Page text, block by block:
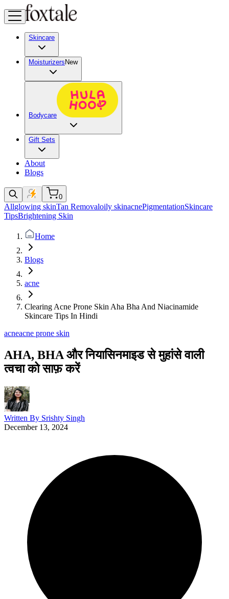
Skincare
Moisturizers New
Bodycare
Gift Sets
About
Blogs
0
Allglowing skinTan Removaloily skinacnePigmentationSkincare
TipsBrightening Skin
Home
Blogs
acne
Clearing Acne Prone Skin Aha Bha And Niacinamide
Skincare Tips In Hindi
acneacne prone skin
AHA, BHA और नियासिनमाइड से मुहांसे वाली
त्वचा को साफ़ करें
Written By Srishty Singh
December 13, 2024